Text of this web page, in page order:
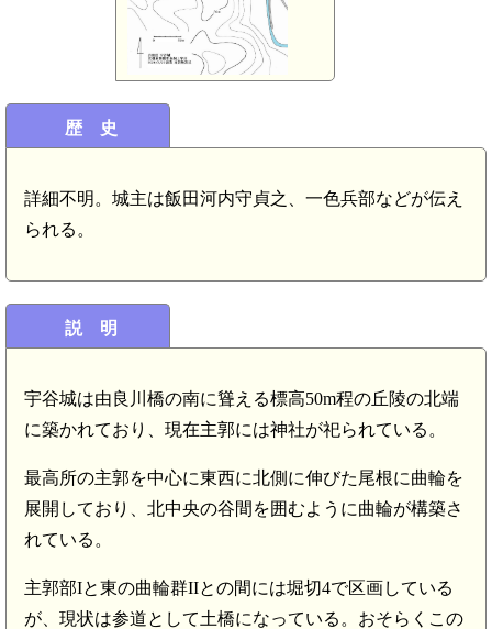
歴 史
詳細不明。城主は飯田河内守貞之、一色兵部などが伝え
られる。
説 明
宇谷城は由良川橋の南に聳える標高50m程の丘陵の北端
に築かれており、現在主郭には神社が祀られている。
最高所の主郭を中心に東西に北側に伸びた尾根に曲輪を
展開しており、北中央の谷間を囲むように曲輪が構築さ
れている。
主郭部Iと東の曲輪群IIとの間には堀切4で区画している
が、現状は参道として土橋になっている。おそらくこの